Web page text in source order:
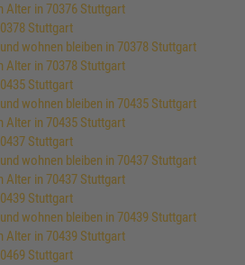
Alter in 70376 Stuttgart
Stuttgart
wohnen bleiben in 70378 Stuttgart
Alter in 70378 Stuttgart
Stuttgart
wohnen bleiben in 70435 Stuttgart
Alter in 70435 Stuttgart
Stuttgart
wohnen bleiben in 70437 Stuttgart
Alter in 70437 Stuttgart
Stuttgart
wohnen bleiben in 70439 Stuttgart
Alter in 70439 Stuttgart
Stuttgart